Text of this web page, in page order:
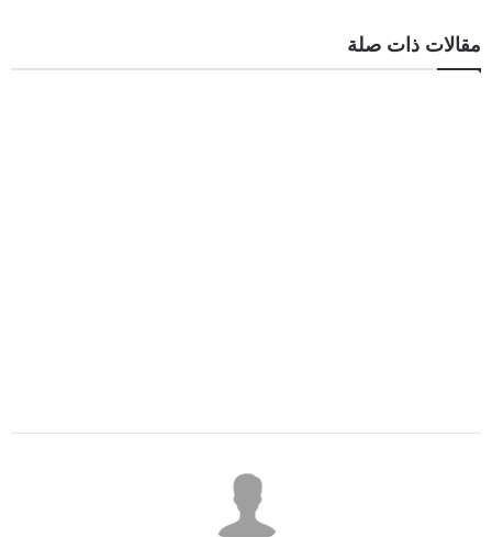
مقالات ذات صلة